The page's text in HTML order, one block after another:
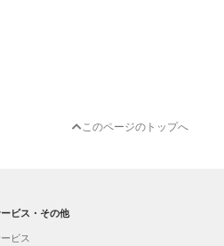
このページのトップへ
ビス・その他
ビス